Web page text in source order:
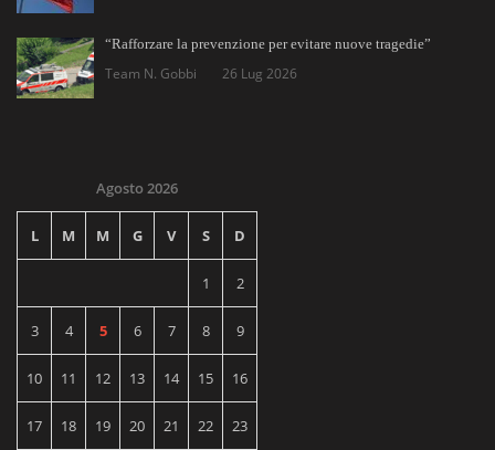
“Rafforzare la prevenzione per evitare nuove tragedie”
Team N. Gobbi 26 Lug 2026
Agosto 2026
L M M G V S D
1 2
3 4 5 6 7 8 9
10 11 12 13 14 15 16
17 18 19 20 21 22 23